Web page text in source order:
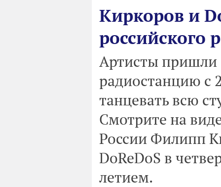
Киркоров и
российского
Артисты пришли
радиостанцию с
танцевать всю
Смотрите на
России Филипп
DoReDoS в
летием.